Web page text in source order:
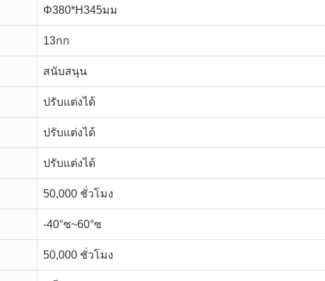
Φ380*H345มม
13กก
สนับสนุน
ปรับแต่งได้
ปรับแต่งได้
ปรับแต่งได้
50,000 ชั่วโมง
-40°ซ~60°ซ
50,000 ชั่วโมง